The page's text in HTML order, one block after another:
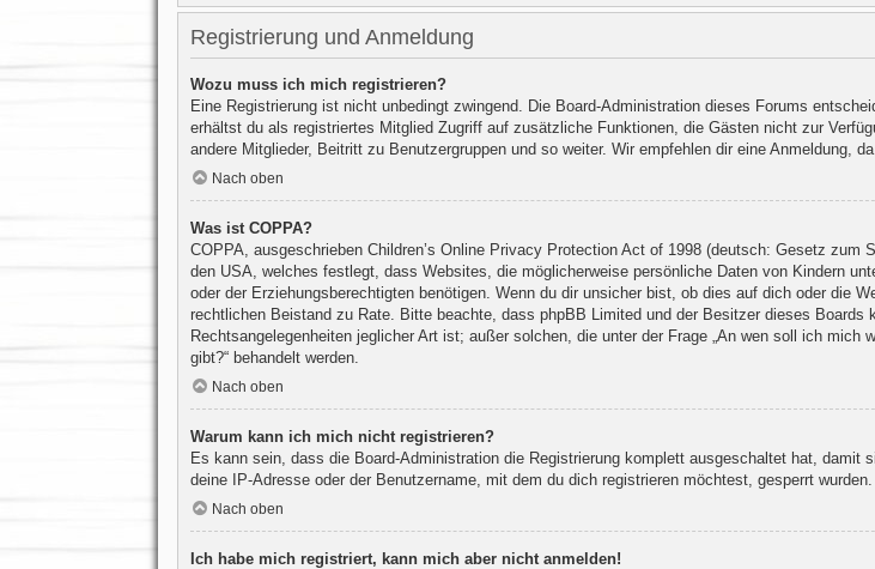
Registrierung und Anmeldung
Wozu muss ich mich registrieren?
Eine Registrierung ist nicht unbedingt zwingend. Die Board-Administration dieses Forums
erhältst du als registriertes Mitglied Zugriff auf zusätzliche Funktionen, die Gästen nicht zur
andere Mitglieder, Beitritt zu Benutzergruppen und so weiter. Wir empfehlen dir eine Anmeldung,
Nach oben
Was ist COPPA?
COPPA, ausgeschrieben Children’s Online Privacy Protection Act of 1998 (deutsch: Gesetz
den USA, welches festlegt, dass Websites, die möglicherweise persönliche Daten von Kindern
oder der Erziehungsberechtigten benötigen. Wenn du dir unsicher bist, ob dies auf dich oder die
rechtlichen Beistand zu Rate. Bitte beachte, dass phpBB Limited und der Besitzer dieses Boards
Rechtsangelegenheiten jeglicher Art ist; außer solchen, die unter der Frage „An wen soll ich
gibt?“ behandelt werden.
Nach oben
Warum kann ich mich nicht registrieren?
Es kann sein, dass die Board-Administration die Registrierung komplett ausgeschaltet hat,
deine IP-Adresse oder der Benutzername, mit dem du dich registrieren möchtest, gesperrt
Nach oben
Ich habe mich registriert, kann mich aber nicht anmelden!